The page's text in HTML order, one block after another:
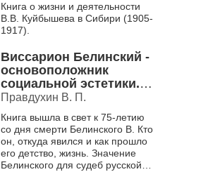
Книга о жизни и деятельности
В.В. Куйбышева в Сибири (1905-
1917).
Виссарион Белинский -
основоположник
социальной эстетики. К
75-летию со дня смерти
(1848-1923 г.).
Правдухин В. П.
Книга вышла в свет к 75-летию
со дня смерти Белинского В. Кто
он, откуда явился и как прошло
его детство, жизнь. Значение
Белинского для судеб русской